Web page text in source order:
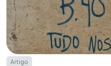
Artigo